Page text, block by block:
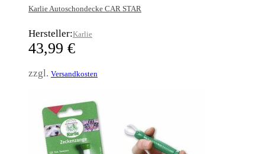
Karlie Autoschondecke CAR STAR
Hersteller:Karlie
43,99 €
zzgl. Versandkosten